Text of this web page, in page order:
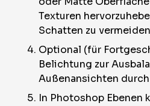
Texturen
Schatten zu
Optional (für
Belichtung zur
Außenansichten durch
In Photoshop Ebenen